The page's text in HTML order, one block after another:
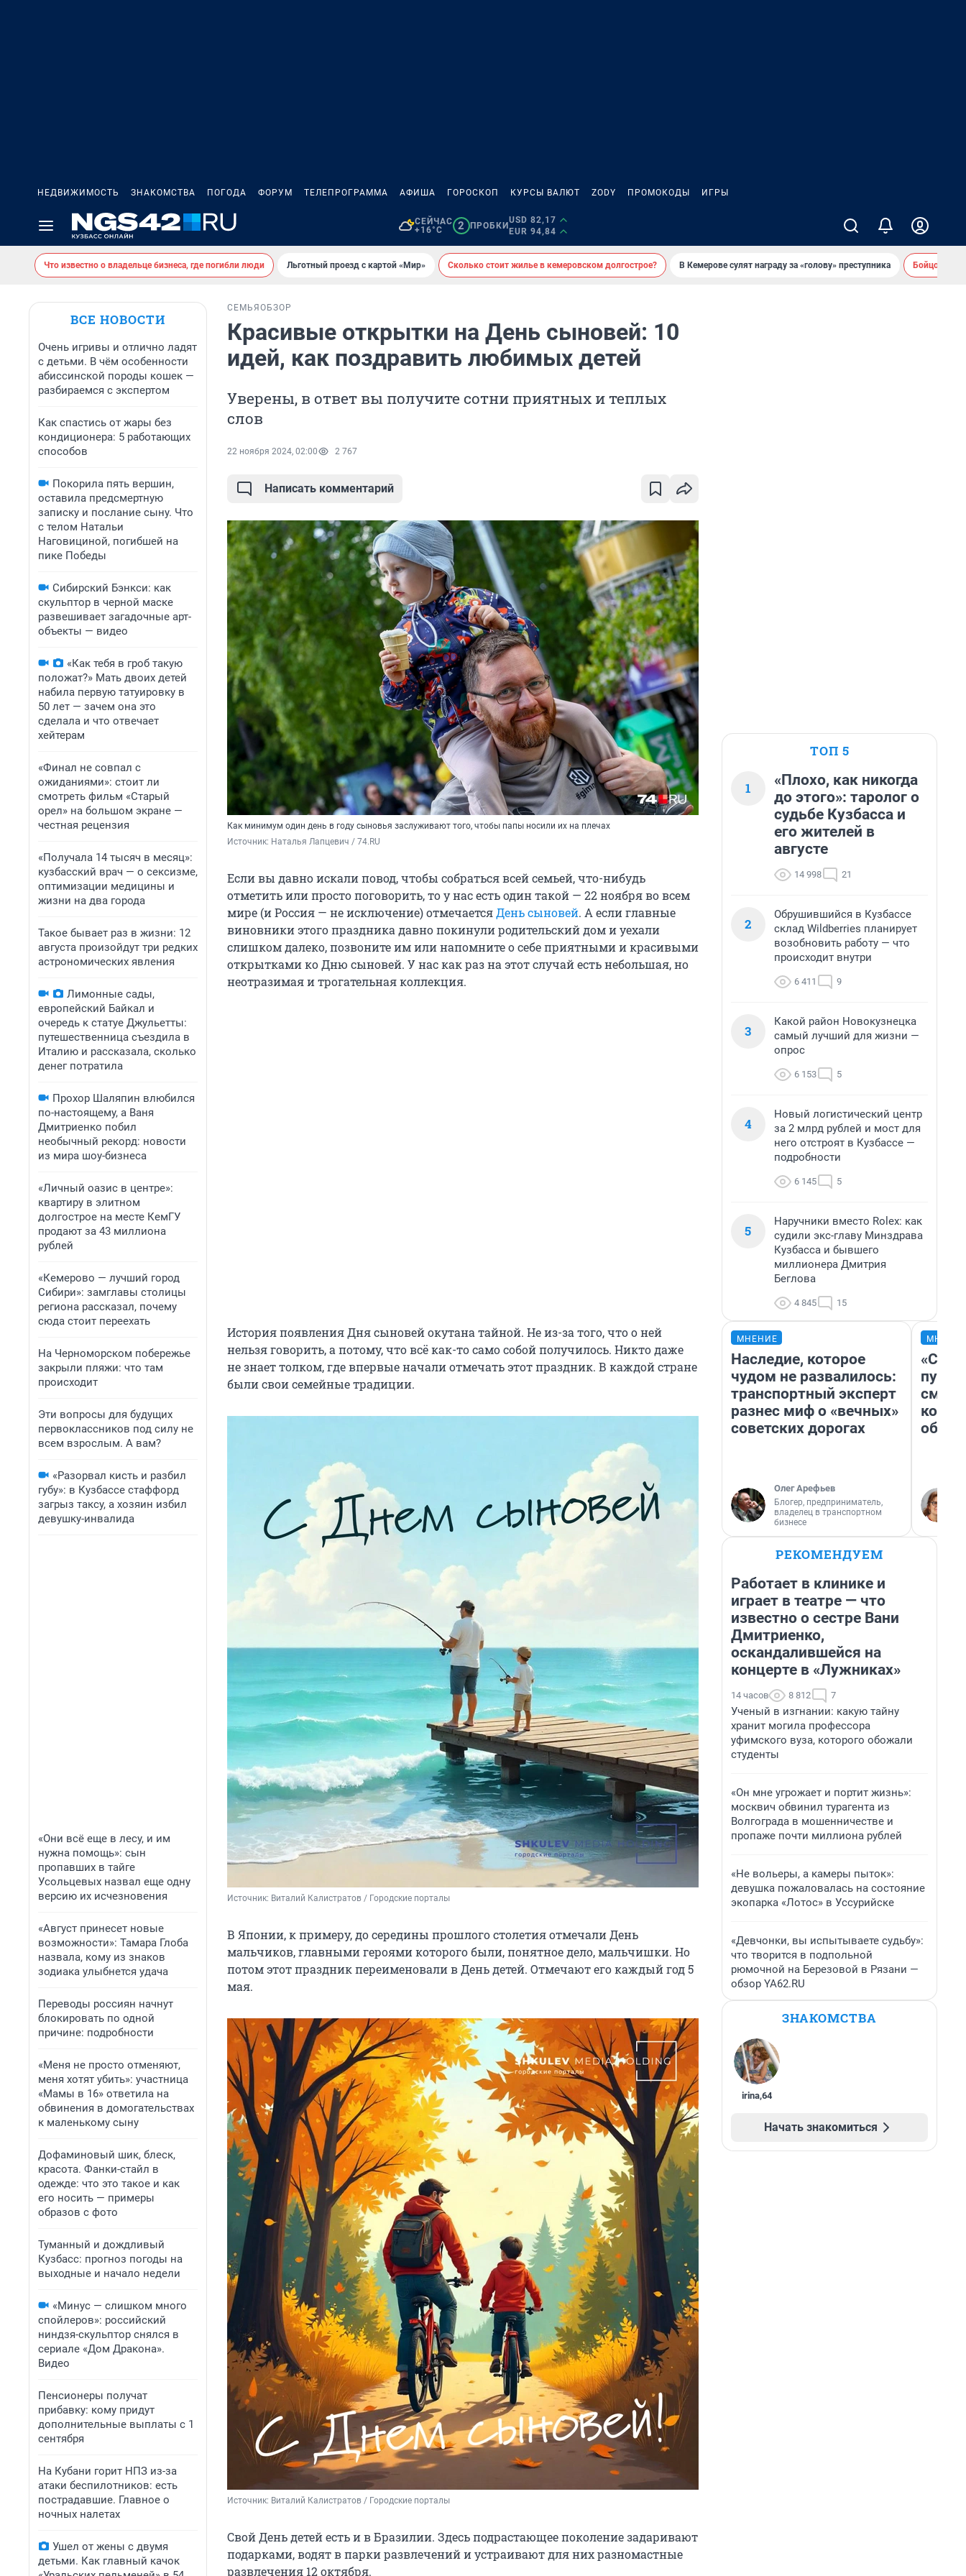
НЕДВИЖИМОСТЬ ЗНАКОМСТВА ПОГОДА ФОРУМ ТЕЛЕПРОГРАММА АФИША ГОРОСКОП КУРСЫ ВАЛЮТ ZODY ПРОМОКОДЫ ИГРЫ
СЕЙЧАС
+16°C
2 ПРОБКИ
USD 82,17
EUR 94,84
Что известно о владельце бизнеса, где погибли люди Льготный проезд с картой «Мир» Сколько стоит жилье в кемеровском долгострое? В Кемерове сулят награду за «голову» преступника Бойцовский
ВСЕ НОВОСТИ
Очень игривы и отлично ладят
с детьми. В чём особенности
абиссинской породы кошек —
разбираемся с экспертом
Как спастись от жары без
кондиционера: 5 работающих
способов
Покорила пять вершин,
оставила предсмертную
записку и послание сыну. Что
с телом Натальи
Наговициной, погибшей на
пике Победы
Сибирский Бэнкси: как
скульптор в черной маске
развешивает загадочные арт-
объекты — видео
«Как тебя в гроб такую
положат?» Мать двоих детей
набила первую татуировку в
50 лет — зачем она это
сделала и что отвечает
хейтерам
«Финал не совпал с
ожиданиями»: стоит ли
смотреть фильм «Старый
орел» на большом экране —
честная рецензия
«Получала 14 тысяч в месяц»:
кузбасский врач — о сексизме,
оптимизации медицины и
жизни на два города
Такое бывает раз в жизни: 12
августа произойдут три редких
астрономических явления
Лимонные сады,
европейский Байкал и
очередь к статуе Джульетты:
путешественница съездила в
Италию и рассказала, сколько
денег потратила
Прохор Шаляпин влюбился
по-настоящему, а Ваня
Дмитриенко побил
необычный рекорд: новости
из мира шоу-бизнеса
«Личный оазис в центре»:
квартиру в элитном
долгострое на месте КемГУ
продают за 43 миллиона
рублей
«Кемерово — лучший город
Сибири»: замглавы столицы
региона рассказал, почему
сюда стоит переехать
На Черноморском побережье
закрыли пляжи: что там
происходит
Эти вопросы для будущих
первоклассников под силу не
всем взрослым. А вам?
«Разорвал кисть и разбил
губу»: в Кузбассе стаффорд
загрыз таксу, а хозяин избил
девушку-инвалида
«Они всё еще в лесу, и им
нужна помощь»: сын
пропавших в тайге
Усольцевых назвал еще одну
версию их исчезновения
«Август принесет новые
возможности»: Тамара Глоба
назвала, кому из знаков
зодиака улыбнется удача
Переводы россиян начнут
блокировать по одной
причине: подробности
«Меня не просто отменяют,
меня хотят убить»: участница
«Мамы в 16» ответила на
обвинения в домогательствах
к маленькому сыну
Дофаминовый шик, блеск,
красота. Фанки-стайл в
одежде: что это такое и как
его носить — примеры
образов с фото
Туманный и дождливый
Кузбасс: прогноз погоды на
выходные и начало недели
«Минус — слишком много
спойлеров»: российский
ниндзя-скульптор снялся в
сериале «Дом Дракона».
Видео
Пенсионеры получат
прибавку: кому придут
дополнительные выплаты с 1
сентября
На Кубани горит НПЗ из-за
атаки беспилотников: есть
пострадавшие. Главное о
ночных налетах
Ушел от жены с двумя
детьми. Как главный качок
СЕМЬЯ ОБЗОР
Красивые открытки на День сыновей: 10
идей, как поздравить любимых детей
Уверены, в ответ вы получите сотни приятных и теплых
слов
22 ноября 2024, 02:00 2 767
Написать комментарий
Как минимум один день в году сыновья заслуживают того, чтобы папы носили их на плечах
Источник: Наталья Лапцевич / 74.RU
Если вы давно искали повод, чтобы собраться всей семьей, что-нибудь
отметить или просто поговорить, то у нас есть один такой — 22 ноября во всем
мире (и Россия — не исключение) отмечаетсяДень сыновей. А если главные
виновники этого праздника давно покинули родительский дом и уехали
слишком далеко, позвоните им или напомните о себе приятными и красивыми
открытками ко Дню сыновей. У нас как раз на этот случай есть небольшая, но
неотразимая и трогательная коллекция.
История появления Дня сыновей окутана тайной. Не из-за того, что о ней
нельзя говорить, а потому, что всё как-то само собой получилось. Никто даже
не знает толком, где впервые начали отмечать этот праздник. В каждой стране
были свои семейные традиции.
Источник: Виталий Калистратов / Городские порталы
В Японии, к примеру, до середины прошлого столетия отмечали День
мальчиков, главными героями которого были, понятное дело, мальчишки. Но
потом этот праздник переименовали в День детей. Отмечают его каждый год 5
мая.
Источник: Виталий Калистратов / Городские порталы
Свой День детей есть и в Бразилии. Здесь подрастающее поколение задаривают
подарками, водят в парки развлечений и устраивают для них разномастные
развлечения 12 октября.
ТОП 5
1
«Плохо, как никогда
до этого»: таролог о
судьбе Кузбасса и
его жителей в
августе
14 998 21
2
Обрушившийся в Кузбассе
склад Wildberries планирует
возобновить работу — что
происходит внутри
6 411 9
3
Какой район Новокузнецка
самый лучший для жизни —
опрос
6 153 5
4
Новый логистический центр
за 2 млрд рублей и мост для
него отстроят в Кузбассе —
подробности
6 145 5
5
Наручники вместо Rolex: как
судили экс-главу Минздрава
Кузбасса и бывшего
миллионера Дмитрия
Беглова
4 845 15
МНЕНИЕ
Наследие, которое
чудом не развалилось:
транспортный эксперт
разнес миф о «вечных»
советских дорогах
Олег Арефьев
Блогер, предприниматель,
владелец в транспортном
бизнесе
РЕКОМЕНДУЕМ
Работает в клинике и
играет в театре — что
известно о сестре Вани
Дмитриенко,
оскандалившейся на
концерте в «Лужниках»
14 часов 8 812 7
Ученый в изгнании: какую тайну
хранит могила профессора
уфимского вуза, которого обожали
студенты
«Он мне угрожает и портит жизнь»:
москвич обвинил турагента из
Волгограда в мошенничестве и
пропаже почти миллиона рублей
«Не вольеры, а камеры пыток»:
девушка пожаловалась на состояние
экопарка «Лотос» в Уссурийске
«Девчонки, вы испытываете судьбу»:
что творится в подпольной
рюмочной на Березовой в Рязани —
обзор YA62.RU
ЗНАКОМСТВА
irina,64
Начать знакомиться